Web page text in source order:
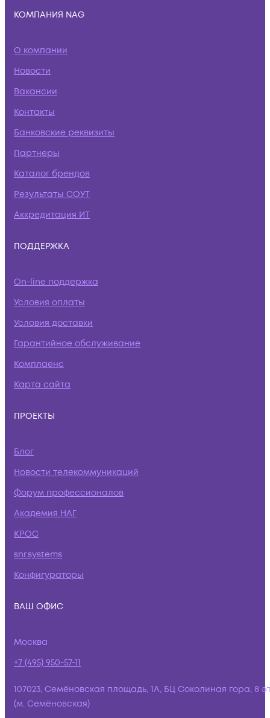
КОМПАНИЯ NAG
О компании
Новости
Вакансии
Контакты
Банковские реквизиты
Партнеры
Каталог брендов
Результаты СОУТ
Аккредитация ИТ
ПОДДЕРЖКА
On-line поддержка
Условия оплаты
Условия доставки
Гарантийное обслуживание
Комплаенс
Карта сайта
ПРОЕКТЫ
Блог
Новости телекоммуникаций
Форум профессионалов
Академия НАГ
КРОС
snr.systems
Конфигураторы
ВАШ ОФИС
Москва
+7 (495) 950-57-11
107023, Семёновская площадь, 1А, БЦ Соколиная гора, 8
(м. Семёновская)